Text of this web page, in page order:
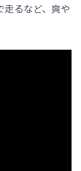
走るなど、爽や